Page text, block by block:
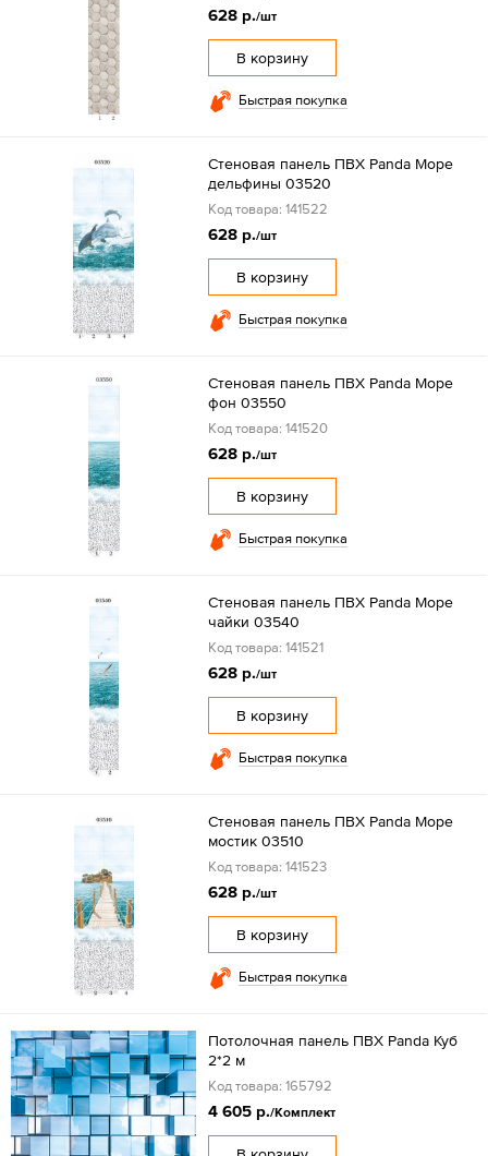
628 р./шт
В корзину
Быстрая покупка
Стеновая панель ПВХ Panda Море
дельфины 03520
Код товара: 141522
628 р./шт
В корзину
Быстрая покупка
Стеновая панель ПВХ Panda Море
фон 03550
Код товара: 141520
628 р./шт
В корзину
Быстрая покупка
Стеновая панель ПВХ Panda Море
чайки 03540
Код товара: 141521
628 р./шт
В корзину
Быстрая покупка
Стеновая панель ПВХ Panda Море
мостик 03510
Код товара: 141523
628 р./шт
В корзину
Быстрая покупка
Потолочная панель ПВХ Panda Куб
2*2 м
Код товара: 165792
4 605 р./Комплект